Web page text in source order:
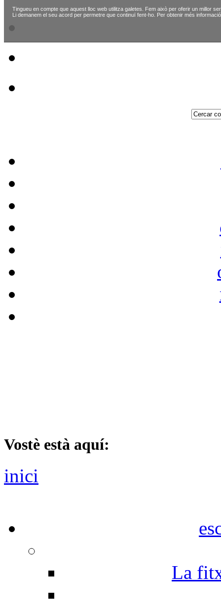
Tingueu en compte que aquest lloc web utilitza galetes. Fem això per oferir un millor
Li demanem el seu acord per permetre que continuï fent-ho. Per obtenir més
Vostè està aquí:
inici
La